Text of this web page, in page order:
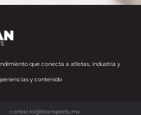
que conecta a atletas, industria y
y contenido
contacto@titansports.mx